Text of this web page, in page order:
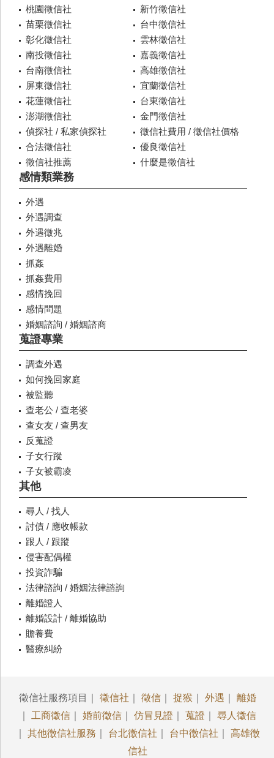
桃園徵信社
新竹徵信社
苗栗徵信社
台中徵信社
彰化徵信社
雲林徵信社
南投徵信社
嘉義徵信社
台南徵信社
高雄徵信社
屏東徵信社
宜蘭徵信社
花蓮徵信社
台東徵信社
澎湖徵信社
金門徵信社
偵探社 / 私家偵探社
徵信社費用 / 徵信社價格
合法徵信社
優良徵信社
徵信社推薦
什麼是徵信社
感情類業務
外遇
外遇調查
外遇徵兆
外遇離婚
抓姦
抓姦費用
感情挽回
感情問題
婚姻諮詢 / 婚姻諮商
蒐證專業
調查外遇
如何挽回家庭
被監聽
查老公 / 查老婆
查女友 / 查男友
反蒐證
子女行蹤
子女被霸凌
其他
尋人 / 找人
討債 / 應收帳款
跟人 / 跟蹤
侵害配偶權
投資詐騙
法律諮詢 / 婚姻法律諮詢
離婚證人
離婚設計 / 離婚協助
贍養費
醫療糾紛
徵信社服務項目｜ 徵信社 徵信 捉猴 外遇
離婚
工商徵信 婚前徵信 仿冒見證 蒐證
尋人徵信
其他徵信社服務 台北徵信社 台中徵信社
高雄徵
信社